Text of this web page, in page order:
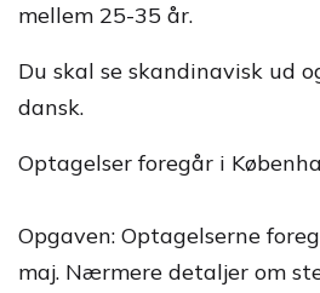
mellem 25-35 år.
Du skal se skandinavisk ud
dansk.
Optagelser foregår i
Opgaven: Optagelserne
maj. Nærmere detaljer om